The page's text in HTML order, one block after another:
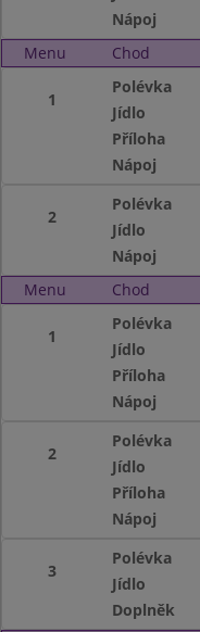
Nápoj
Menu
Chod
1
Polévka
Jídlo
Příloha
Nápoj
2
Polévka
Jídlo
Nápoj
Menu
Chod
1
Polévka
Jídlo
Příloha
Nápoj
2
Polévka
Jídlo
Příloha
Nápoj
3
Polévka
Jídlo
Doplněk